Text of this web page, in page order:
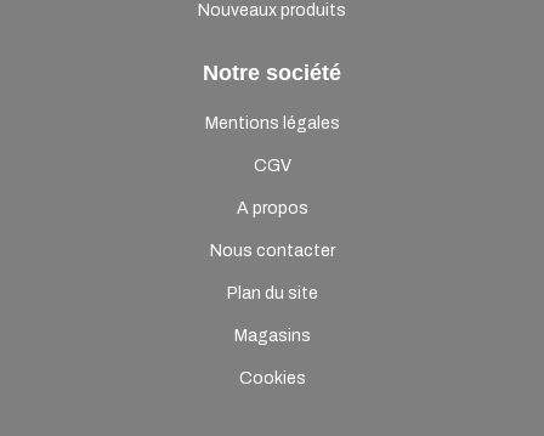
Nouveaux produits
Notre société
Mentions légales
CGV
A propos
Nous contacter
Plan du site
Magasins
Cookies